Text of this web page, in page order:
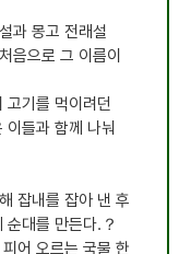
과 몽고 전래설
음으로 그 이름이
고기를 먹이려던
들과 함께 나눠
잡내를 잡아 낸 후
순대를 만든다.？
어 오르는 국물 한